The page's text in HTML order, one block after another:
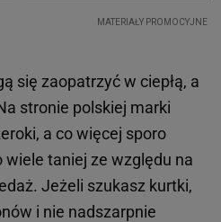
się zaopatrzyć w ciepłą, a
stronie polskiej marki
a co więcej sporo
taniej ze względu na
Jeżeli szukasz kurtki,
i nie nadszarpnie